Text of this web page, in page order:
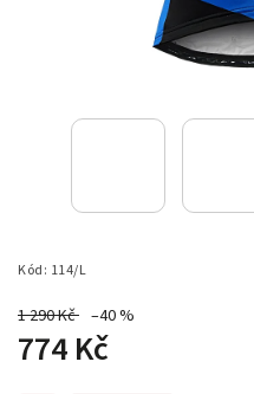
Kód: 114/L
1 290 Kč –40 %
774 Kč